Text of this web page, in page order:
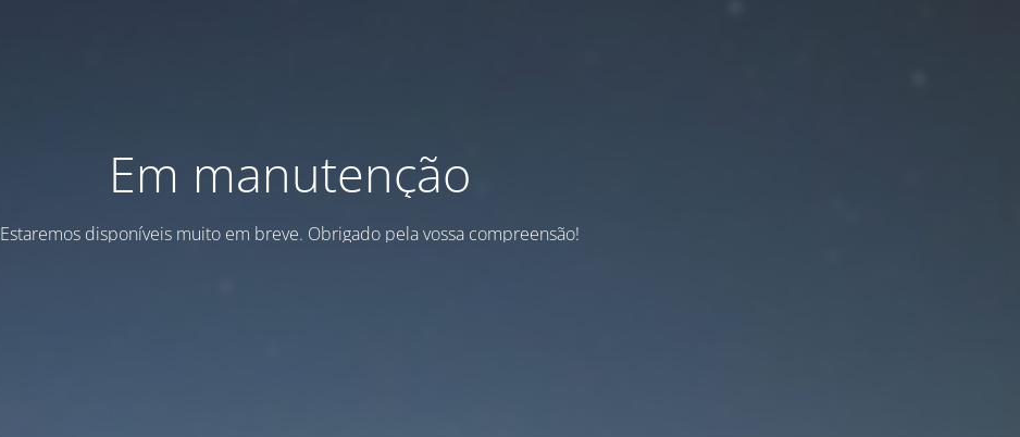
Em manutenção
Estaremos disponíveis muito em breve. Obrigado pela vossa compreensão!